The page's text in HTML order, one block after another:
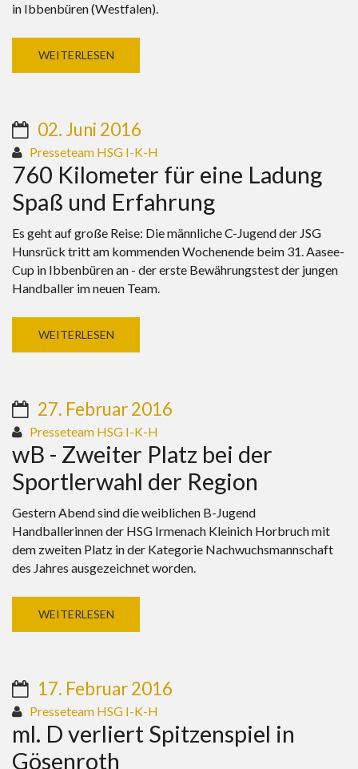
in Ibbenbüren (Westfalen).
WEITERLESEN
02. Juni 2016
Presseteam HSG I-K-H
760 Kilometer für eine Ladung
Spaß und Erfahrung
Es geht auf große Reise: Die männliche C-Jugend der JSG
Hunsrück tritt am kommenden Wochenende beim 31. Aasee-
Cup in Ibbenbüren an - der erste Bewährungstest der jungen
Handballer im neuen Team.
WEITERLESEN
27. Februar 2016
Presseteam HSG I-K-H
wB - Zweiter Platz bei der
Sportlerwahl der Region
Gestern Abend sind die weiblichen B-Jugend
Handballerinnen der HSG Irmenach Kleinich Horbruch mit
dem zweiten Platz in der Kategorie Nachwuchsmannschaft
des Jahres ausgezeichnet worden.
WEITERLESEN
17. Februar 2016
Presseteam HSG I-K-H
ml. D verliert Spitzenspiel in
Gösenroth